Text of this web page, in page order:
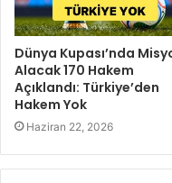
Dünya Kupası’nda
Alacak 170 Hakem
Açıklandı: Türkiye’den
Hakem Yok
Haziran 22, 2026